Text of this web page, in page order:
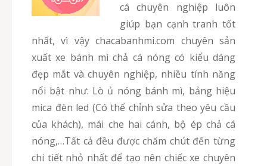
cá chuyên nghiệp luôn
giúp bạn cạnh tranh tốt
nhất, vì vậy chacabanhmi.com chuyên sản
xuất xe bánh mì chả cá nóng có kiểu dáng
đẹp mắt và chuyên nghiệp, nhiều tính năng
nổi bật như: Lò ủ nóng bánh mì, bảng hiệu
mica đèn led (Có thể chỉnh sửa theo yêu cầu
của khách), mái che hai cánh, bộ ép chả cá
nóng,…Tất cả đều được chăm chút đến từng
chi tiết nhỏ nhất để tạo nên chiếc xe chuyên